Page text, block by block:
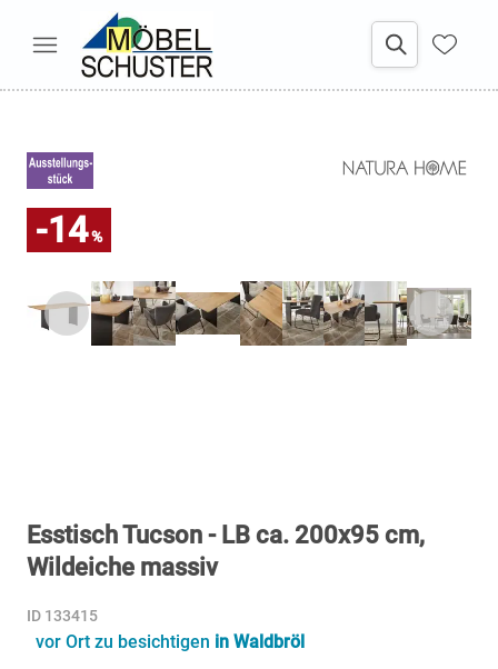
-14%
Esstisch Tucson - LB ca. 200x95 cm,
Wildeiche massiv
ID 133415
vor Ort zu besichtigen in Waldbröl